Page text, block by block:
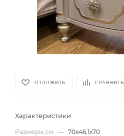
ОТЛОЖИТЬ СРАВНИТЬ
Характеристики
Размеры,см — 70х46,1х70